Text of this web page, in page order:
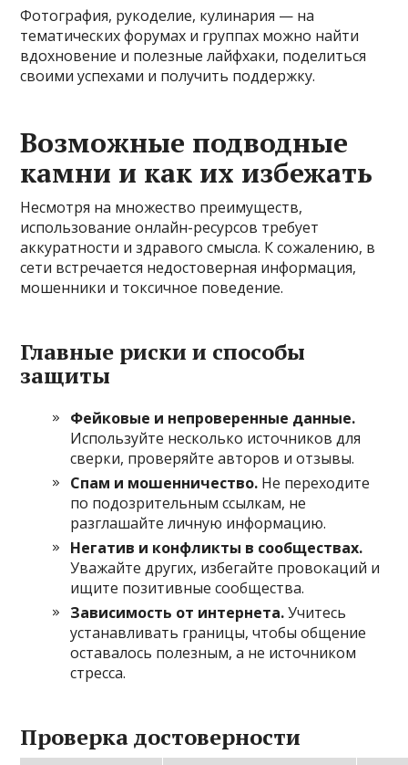
Фотография, рукоделие, кулинария — на
тематических форумах и группах можно найти
вдохновение и полезные лайфхаки, поделиться
своими успехами и получить поддержку.
Возможные подводные
камни и как их избежать
Несмотря на множество преимуществ,
использование онлайн-ресурсов требует
аккуратности и здравого смысла. К сожалению, в
сети встречается недостоверная информация,
мошенники и токсичное поведение.
Главные риски и способы
защиты
Фейковые и непроверенные данные.
Используйте несколько источников для
сверки, проверяйте авторов и отзывы.
Спам и мошенничество. Не переходите
по подозрительным ссылкам, не
разглашайте личную информацию.
Негатив и конфликты в сообществах.
Уважайте других, избегайте провокаций и
ищите позитивные сообщества.
Зависимость от интернета.Учитесь
устанавливать границы, чтобы общение
оставалось полезным, а не источником
стресса.
Проверка достоверности